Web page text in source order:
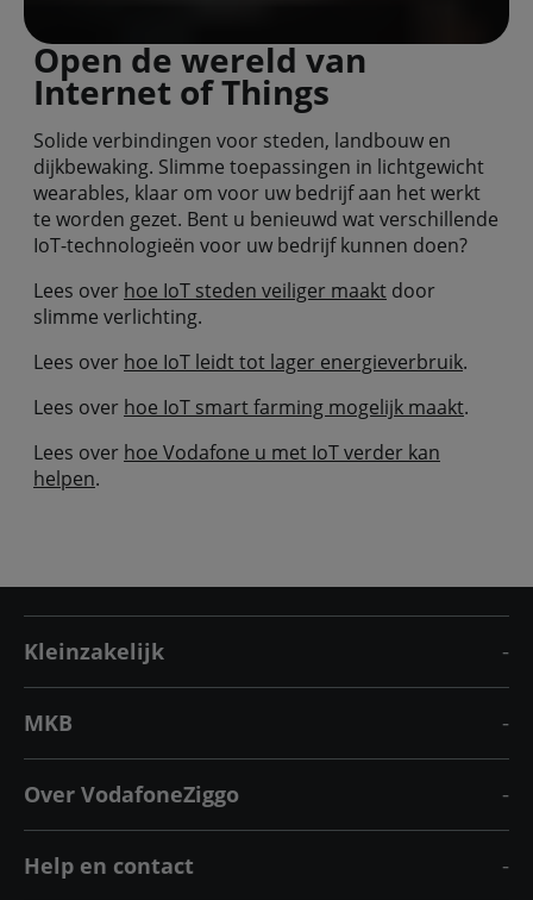
Open de wereld van
Internet of Things
Solide verbindingen voor steden, landbouw en
dijkbewaking. Slimme toepassingen in lichtgewicht
wearables, klaar om voor uw bedrijf aan het werkt
te worden gezet. Bent u benieuwd wat verschillende
IoT-technologieën voor uw bedrijf kunnen doen?
Lees over hoe IoT steden veiliger maakt door
slimme verlichting.
Lees over hoe IoT leidt tot lager energieverbruik.
Lees over hoe IoT smart farming mogelijk maakt.
Lees over hoe Vodafone u met IoT verder kan
helpen.
Kleinzakelijk
MKB
Over VodafoneZiggo
Help en contact